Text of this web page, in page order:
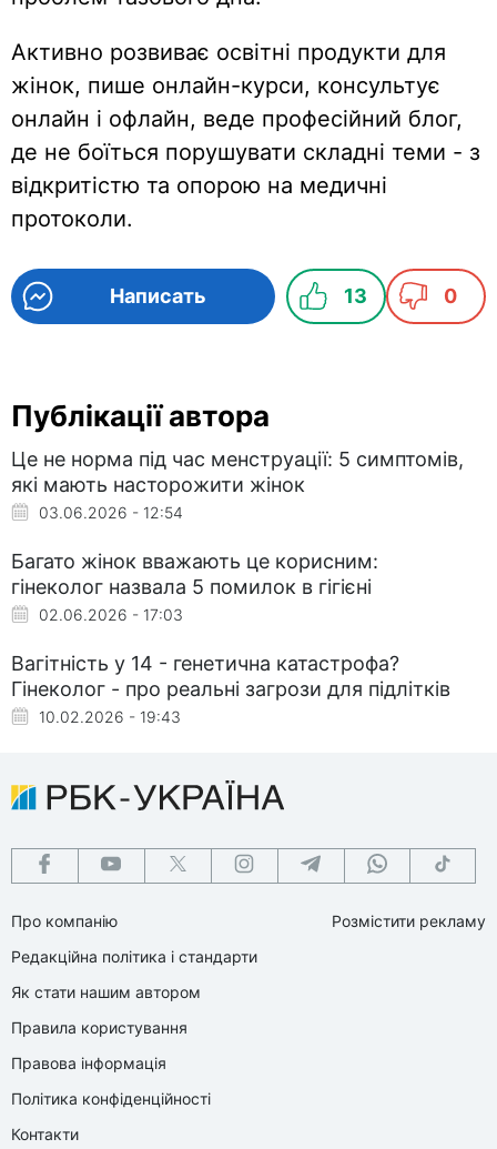
Активно розвиває освітні продукти для
жінок, пише онлайн-курси, консультує
онлайн і офлайн, веде професійний блог,
де не боїться порушувати складні теми - з
відкритістю та опорою на медичні
протоколи.
Написать 13 0
Публікації автора
Це не норма під час менструації: 5 симптомів,
які мають насторожити жінок
03.06.2026 - 12:54
Багато жінок вважають це корисним:
гінеколог назвала 5 помилок в гігієні
02.06.2026 - 17:03
Вагітність у 14 - генетична катастрофа?
Гінеколог - про реальні загрози для підлітків
10.02.2026 - 19:43
Про компанію
Редакційна політика і стандарти
Як стати нашим автором
Правила користування
Правова інформація
Політика конфіденційності
Контакти
Розмістити рекламу